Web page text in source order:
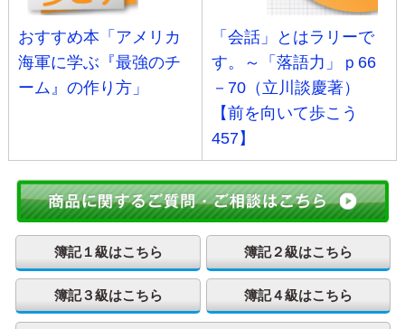
おすすめ本「アメリカ
海軍に学ぶ『最強のチ
ーム』の作り方」
「会話」とはラリーで
す。～「落語力」ｐ66
－70（立川談慶著）
【前を向いて歩こう
457】
簿記１級はこちら 簿記２級はこちら
簿記３級はこちら 簿記４級はこちら